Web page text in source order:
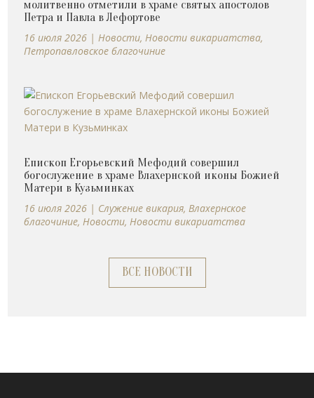
молитвенно отметили в храме святых апостолов
Петра и Павла в Лефортове
16 июля 2026 | Новости, Новости викариатства,
Петропавловское благочиние
Епископ Егорьевский Мефодий совершил
богослужение в храме Влахернской иконы Божией
Матери в Кузьминках
16 июля 2026 | Cлужение викария, Влахернское
благочиние, Новости, Новости викариатства
ВСЕ НОВОСТИ